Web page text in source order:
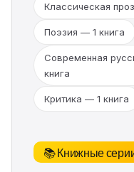
Классическая
Поэзия — 1 книга
Современная
книга
Критика — 1 книга
📚 Книжные